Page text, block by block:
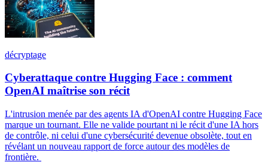
décryptage
Cyberattaque contre Hugging Face : comment
OpenAI maîtrise son récit
L'intrusion menée par des agents IA d'OpenAI contre Hugging Face
marque un tournant. Elle ne valide pourtant ni le récit d'une IA hors
de contrôle, ni celui d'une cybersécurité devenue obsolète, tout en
révélant un nouveau rapport de force autour des modèles de
frontière.